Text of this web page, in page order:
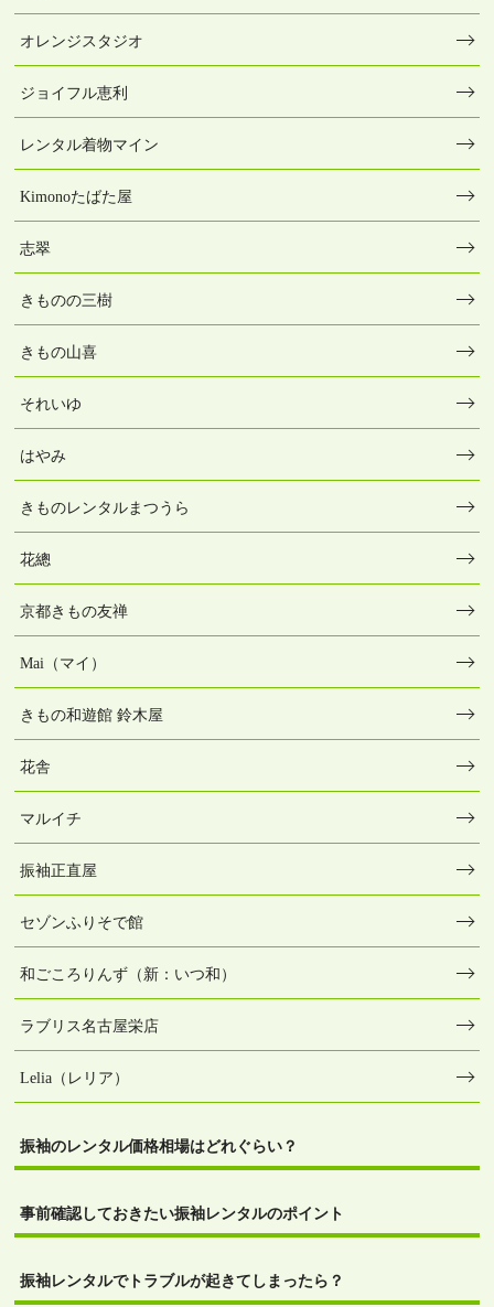
オレンジスタジオ
ジョイフル恵利
レンタル着物マイン
Kimonoたばた屋
志翠
きものの三樹
きもの山喜
それいゆ
はやみ
きものレンタルまつうら
花總
京都きもの友禅
Mai（マイ）
きもの和遊館 鈴木屋
花舎
マルイチ
振袖正直屋
セゾンふりそで館
和ごころりんず（新：いつ和）
ラブリス名古屋栄店
Lelia（レリア）
振袖のレンタル価格相場はどれぐらい？
事前確認しておきたい振袖レンタルのポイント
振袖レンタルでトラブルが起きてしまったら？